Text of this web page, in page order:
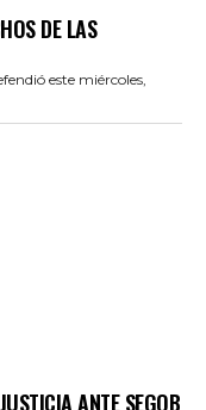
DE LAS
este miércoles,
ANTE SEGOB